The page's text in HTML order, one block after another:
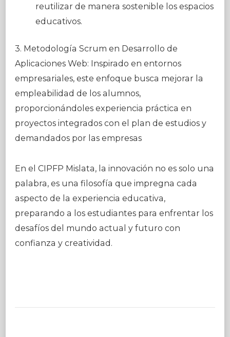
reutilizar de manera sostenible los espacios
educativos.
3. Metodología Scrum en Desarrollo de
Aplicaciones Web: Inspirado en entornos
empresariales, este enfoque busca mejorar la
empleabilidad de los alumnos,
proporcionándoles experiencia práctica en
proyectos integrados con el plan de estudios y
demandados por las empresas
En el CIPFP Mislata, la innovación no es solo una
palabra, es una filosofía que impregna cada
aspecto de la experiencia educativa,
preparando a los estudiantes para enfrentar los
desafíos del mundo actual y futuro con
confianza y creatividad.